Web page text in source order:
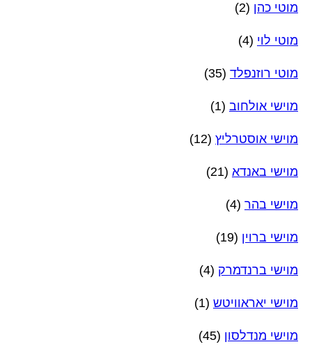
מוטי כהן (2)
מוטי לוי (4)
מוטי רוזנפלד (35)
מוישי אולחוב (1)
מוישי אוסטרליץ (12)
מוישי באנדא (21)
מוישי בהר (4)
מוישי ברוין (19)
מוישי ברנדמרק (4)
מוישי יאראוויטש (1)
מוישי מנדלסון (45)